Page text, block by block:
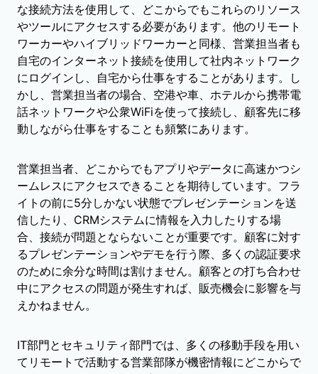
な接続方法を使用して、どこからでもこれらのリソース
やツールにアクセスする必要があります。他のリモート
ワーカーやハイブリッドワーカーと同様、営業担当者も
自宅のインターネット接続を使用して社内ネットワーク
にログインし、自宅から仕事をすることがあります。し
かし、営業担当者の場合、空港や車、ホテルから携帯電
話ネットワークや公衆WiFiを使って接続し、顧客先に移
動しながら仕事をすることも頻繁にあります。
営業担当者、どこからでもアプリやデータに高速かつシ
ームレスにアクセスできることを期待しています。フラ
イトの前に5分しかない状態でプレゼンテーションを送
信したり、CRMシステムに情報を入力したりする場
合、接続が問題とならないことが重要です。顧客に対す
るプレゼンテーションやデモを行う際、多くの認証要求
のために余分な時間は割けません。顧客との打ち合わせ
中にアクセスの問題が発生すれば、販売機会に影響を与
えかねません。
IT部門とセキュリティ部門では、多くの移動手段を用い
てリモートで活動する営業部隊が機密情報にどこからで